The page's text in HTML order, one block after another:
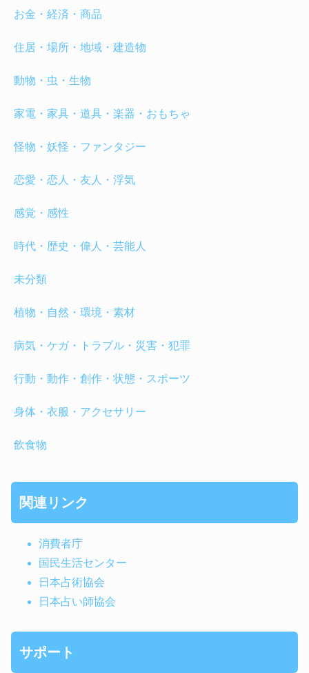
お金・経済・商品
住居・場所・地域・建造物
動物・虫・生物
家電・家具・道具・楽器・おもちゃ
怪物・妖怪・ファンタジー
恋愛・恋人・友人・浮気
感覚・感性
時代・歴史・偉人・芸能人
未分類
植物・自然・環境・素材
病気・ケガ・トラブル・災害・犯罪
行動・動作・創作・状態・スポーツ
身体・衣服・アクセサリー
飲食物
関連リンク
消費者庁
国民生活センター
日本占術協会
日本占い師協会
サポート